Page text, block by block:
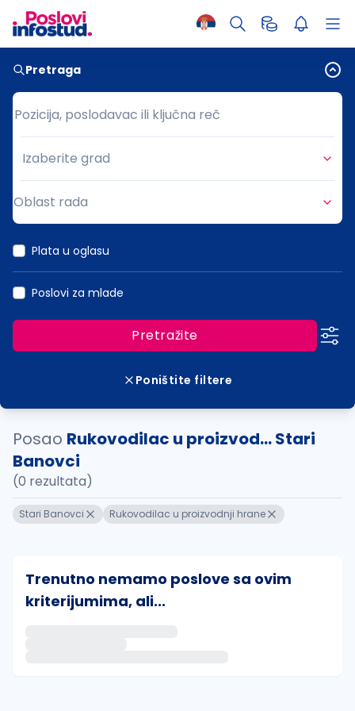
Pretraga
Pozicija, poslodavac ili ključna reč
Pozicija, poslodavac ili ključna reč
Grad
Izaberite grad
Oblast rada
Plata u oglasu
Poslovi za mlade
Pretražite
Poništite filtere
Posao Rukovodilac u proizvod... Stari
Banovci
(0 rezultata)
Stari Banovci Rukovodilac u proizvodnji hrane
Trenutno nemamo poslove sa ovim
kriterijumima, ali...